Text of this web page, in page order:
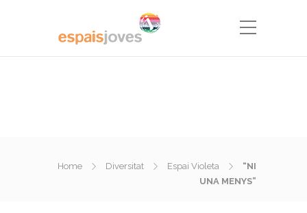
Home Diversitat Espai Violeta
“NI
UNA MENYS”